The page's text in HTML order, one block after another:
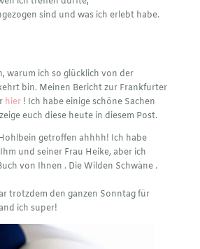
sind und was ich erlebt habe.
warum ich so glücklich von der
bin. Meinen Bericht zur Frankfurter
hier! Ich habe einige schöne Sachen
euch diese heute in diesem Post.
getroffen ahhhh! Ich habe
und seiner Frau Heike, aber ich
von Ihnen . Die Wilden Schwäne .
trotzdem den ganzen Sonntag für
ich super!